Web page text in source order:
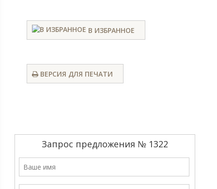
В ИЗБРАННОЕ
ВЕРСИЯ ДЛЯ ПЕЧАТИ
Запрос предложения № 1322